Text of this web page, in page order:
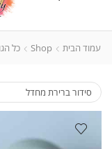
עמוד הבית Shop כל